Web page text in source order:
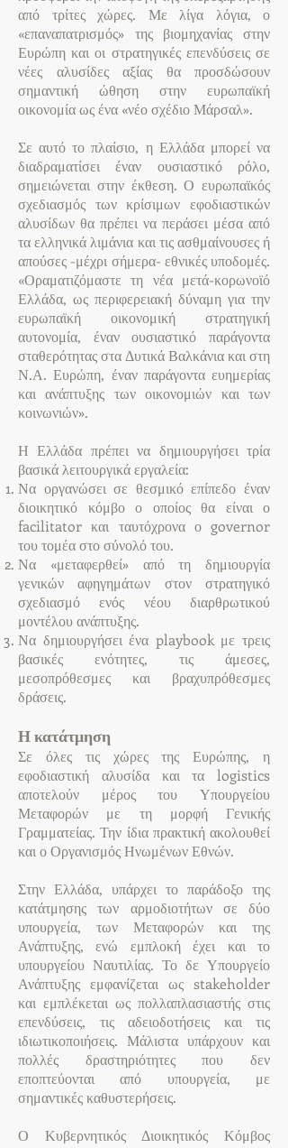
από τρίτες χώρες. Με λίγα λόγια, ο
«επαναπατρισμός» της βιομηχανίας στην
Ευρώπη και οι στρατηγικές επενδύσεις σε
νέες αλυσίδες αξίας θα προσδώσουν
σημαντική ώθηση στην ευρωπαϊκή
οικονομία ως ένα «νέο σχέδιο Μάρσαλ».
Σε αυτό το πλαίσιο, η Ελλάδα μπορεί να
διαδραματίσει έναν ουσιαστικό ρόλο,
σημειώνεται στην έκθεση. Ο ευρωπαϊκός
σχεδιασμός των κρίσιμων εφοδιαστικών
αλυσίδων θα πρέπει να περάσει μέσα από
τα ελληνικά λιμάνια και τις ασθμαίνουσες ή
απούσες -μέχρι σήμερα- εθνικές υποδομές.
«Οραματιζόμαστε τη νέα μετά-κορωνοϊό
Ελλάδα, ως περιφερειακή δύναμη για την
ευρωπαϊκή οικονομική στρατηγική
αυτονομία, έναν ουσιαστικό παράγοντα
σταθερότητας στα Δυτικά Βαλκάνια και στη
Ν.Α. Ευρώπη, έναν παράγοντα ευημερίας
και ανάπτυξης των οικονομιών και των
κοινωνιών».
Η Ελλάδα πρέπει να δημιουργήσει τρία
βασικά λειτουργικά εργαλεία:
Να οργανώσει σε θεσμικό επίπεδο έναν
διοικητικό κόμβο ο οποίος θα είναι ο
facilitator και ταυτόχρονα ο governor
του τομέα στο σύνολό του.
Να «μεταφερθεί» από τη δημιουργία
γενικών αφηγημάτων στον στρατηγικό
σχεδιασμό ενός νέου διαρθρωτικού
μοντέλου ανάπτυξης.
Να δημιουργήσει ένα playbook με τρεις
βασικές ενότητες, τις άμεσες,
μεσοπρόθεσμες και βραχυπρόθεσμες
δράσεις.
Η κατάτμηση
Σε όλες τις χώρες της Ευρώπης, η
εφοδιαστική αλυσίδα και τα logistics
αποτελούν μέρος του Υπουργείου
Μεταφορών με τη μορφή Γενικής
Γραμματείας. Την ίδια πρακτική ακολουθεί
και ο Οργανισμός Ηνωμένων Εθνών.
Στην Ελλάδα, υπάρχει το παράδοξο της
κατάτμησης των αρμοδιοτήτων σε δύο
υπουργεία, των Μεταφορών και της
Ανάπτυξης, ενώ εμπλοκή έχει και το
υπουργείου Ναυτιλίας. Το δε Υπουργείο
Ανάπτυξης εμφανίζεται ως stakeholder
και εμπλέκεται ως πολλαπλασιαστής στις
επενδύσεις, τις αδειοδοτήσεις και τις
ιδιωτικοποιήσεις. Μάλιστα υπάρχουν και
πολλές δραστηριότητες που δεν
εποπτεύονται από υπουργεία, με
σημαντικές καθυστερήσεις.
Ο Κυβερνητικός Διοικητικός Κόμβος